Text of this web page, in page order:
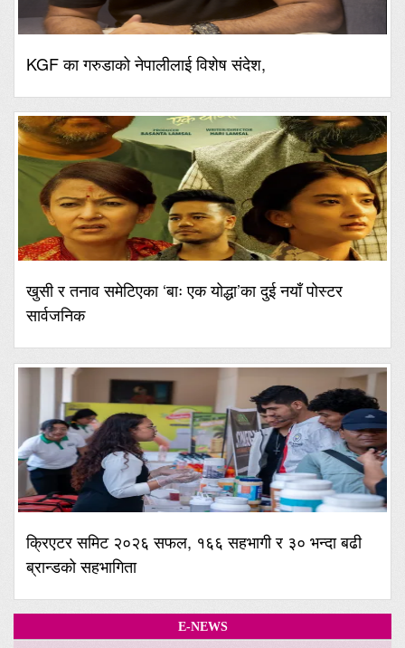
KGF का गरुडाको नेपालीलाई विशेष संदेश,
खुसी र तनाव समेटिएका ‘बाः एक योद्धा’का दुई नयाँ पोस्टर
सार्वजनिक
क्रिएटर समिट २०२६ सफल, १६६ सहभागी र ३० भन्दा बढी
ब्रान्डको सहभागिता
E-NEWS